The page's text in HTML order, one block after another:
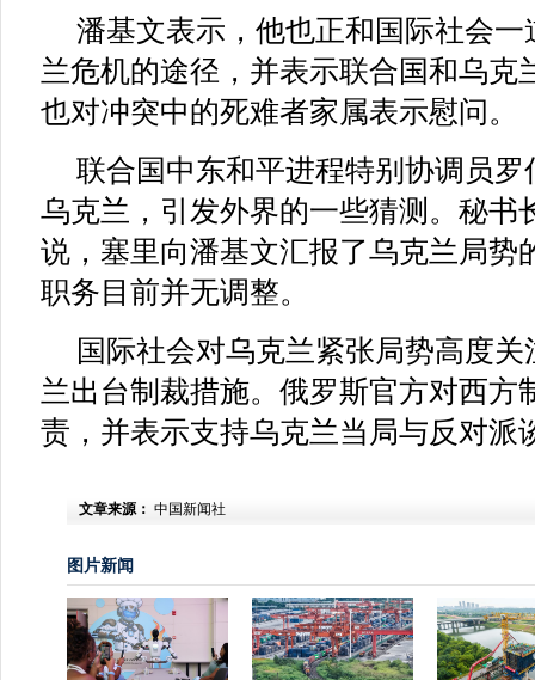
潘基文表示，他也正和国际社会
兰危机的途径，并表示联合国和乌克
也对冲突中的死难者家属表示慰问。
联合国中东和平进程特别协调员罗
乌克兰，引发外界的一些猜测。秘书
说，塞里向潘基文汇报了乌克兰局势
职务目前并无调整。
国际社会对乌克兰紧张局势高度
兰出台制裁措施。俄罗斯官方对西方
责，并表示支持乌克兰当局与反对派
文章来源： 中国新闻社